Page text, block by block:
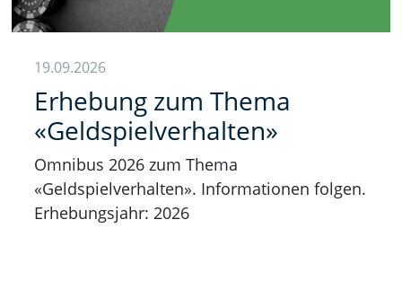
19.09.2026
Erhebung zum Thema
«Geldspielverhalten»
Omnibus 2026 zum Thema
«Geldspielverhalten». Informationen folgen.
Erhebungsjahr: 2026